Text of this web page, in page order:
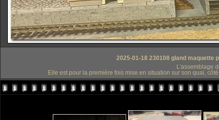
2025-01-18 230108 gland
L'assemblage
Elle est pour la première fois mise en situation sur son quai,